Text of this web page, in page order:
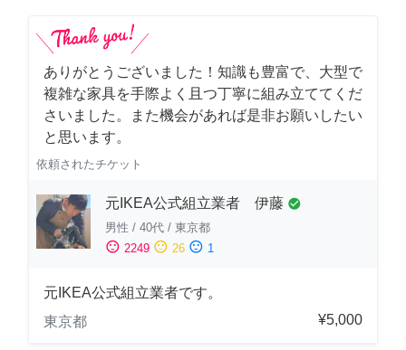
ありがとうございました！知識も豊富で、大型で
複雑な家具を手際よく且つ丁寧に組み立ててくだ
さいました。また機会があれば是非お願いしたい
と思います。
依頼されたチケット
元IKEA公式組立業者 伊藤 check_circle
男性 / 40代 / 東京都
sentiment_satisfied 2249 sentiment_neutral 26 sentiment_dissatisfied 1
元IKEA公式組立業者です。
東京都
¥5,000